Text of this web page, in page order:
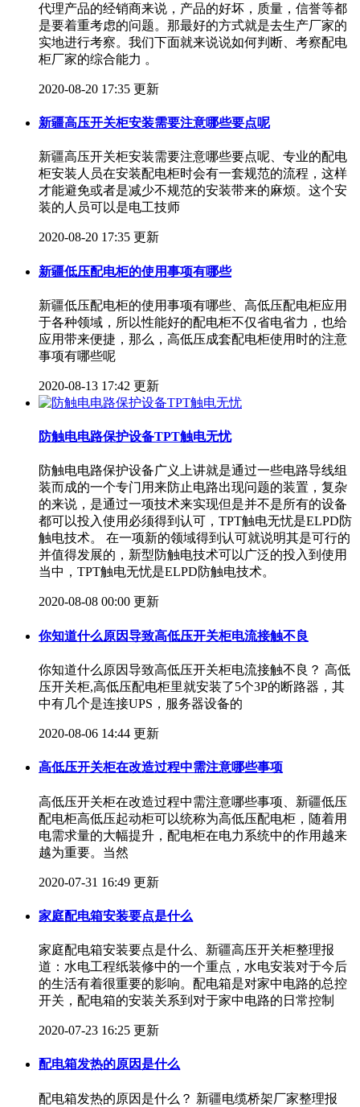
代理产品的经销商来说，产品的好坏，质量，信誉等都
是要着重考虑的问题。那最好的方式就是去生产厂家的
实地进行考察。我们下面就来说说如何判断、考察配电
柜厂家的综合能力 。
2020-08-20 17:35 更新
新疆高压开关柜安装需要注意哪些要点呢
新疆高压开关柜安装需要注意哪些要点呢、专业的配电
柜安装人员在安装配电柜时会有一套规范的流程，这样
才能避免或者是减少不规范的安装带来的麻烦。这个安
装的人员可以是电工技师
2020-08-20 17:35 更新
新疆低压配电柜的使用事项有哪些
新疆低压配电柜的使用事项有哪些、高低压配电柜应用
于各种领域，所以性能好的配电柜不仅省电省力，也给
应用带来便捷，那么，高低压成套配电柜使用时的注意
事项有哪些呢
2020-08-13 17:42 更新
防触电电路保护设备TPT触电无忧
防触电电路保护设备广义上讲就是通过一些电路导线组
装而成的一个专门用来防止电路出现问题的装置，复杂
的来说，是通过一项技术来实现但是并不是所有的设备
都可以投入使用必须得到认可，TPT触电无忧是ELPD防
触电技术。 在一项新的领域得到认可就说明其是可行的
并值得发展的，新型防触电技术可以广泛的投入到使用
当中，TPT触电无忧是ELPD防触电技术。
2020-08-08 00:00 更新
你知道什么原因导致高低压开关柜电流接触不良
你知道什么原因导致高低压开关柜电流接触不良？ 高低
压开关柜,高低压配电柜里就安装了5个3P的断路器，其
中有几个是连接UPS，服务器设备的
2020-08-06 14:44 更新
高低压开关柜在改造过程中需注意哪些事项
高低压开关柜在改造过程中需注意哪些事项、新疆低压
配电柜高低压起动柜可以统称为高低压配电柜，随着用
电需求量的大幅提升，配电柜在电力系统中的作用越来
越为重要。当然
2020-07-31 16:49 更新
家庭配电箱安装要点是什么
家庭配电箱安装要点是什么、新疆高压开关柜整理报
道：水电工程纸装修中的一个重点，水电安装对于今后
的生活有着很重要的影响。配电箱是对家中电路的总控
开关，配电箱的安装关系到对于家中电路的日常控制
2020-07-23 16:25 更新
配电箱发热的原因是什么
配电箱发热的原因是什么？ 新疆电缆桥架厂家整理报